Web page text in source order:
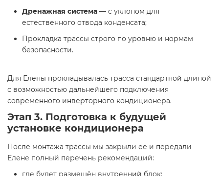
Дренажная система — с уклоном для
естественного отвода конденсата;
Прокладка трассы строго по уровню и нормам
безопасности.
Для Елены прокладывалась трасса стандартной длиной
с возможностью дальнейшего подключения
современного инверторного кондиционера.
Этап 3. Подготовка к будущей
установке кондиционера
После монтажа трассы мы закрыли её и передали
Елене полный перечень рекомендаций:
где будет размещён внутренний блок;